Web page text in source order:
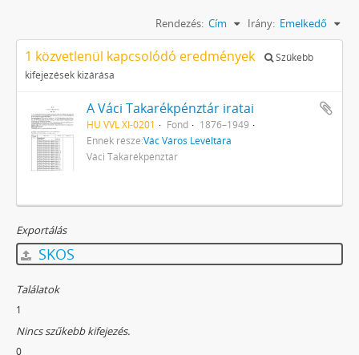
Rendezés: Cím Irány: Emelkedő
1 közvetlenül kapcsolódó eredmények
Szűkebb
kifejezések kizárása
A Váci Takarékpénztár iratai
HU VVL XI-0201 Fond
1876–1949
Ennek része:Vác Város Levéltára
Váci Takarékpénztár
Exportálás
SKOS
Találatok
1
Nincs szűkebb kifejezés.
0